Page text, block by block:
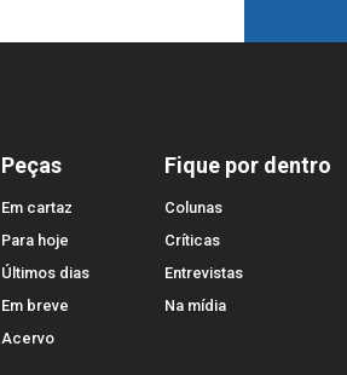
Peças
Em cartaz
Para hoje
Últimos dias
Em breve
Acervo
Fique por dentro
Colunas
Críticas
Entrevistas
Na mídia